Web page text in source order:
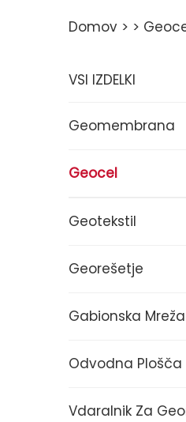
Domov > >
VSI IZDELKI
Geomembrana
Geocel
Geotekstil
Georešetje
Gabionska Mreža
Odvodna Plošča
Vdaralnik Za